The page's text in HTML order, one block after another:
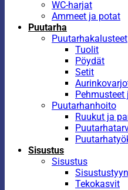
WC-harjat
Ammeet ja potat
Puutarha
Puutarhakalusteet
Tuolit
Pöydät
Setit
Puutarhanhoito
Ruukut ja
Sisustus
Sisustus
Tekokasvit